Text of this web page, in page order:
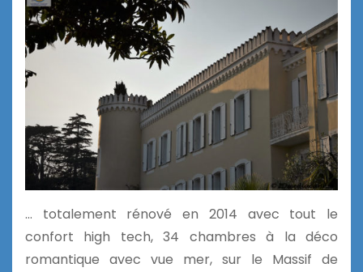
… totalement rénové en 2014 avec tout le
confort high tech, 34 chambres à la déco
romantique avec vue mer, sur le Massif de